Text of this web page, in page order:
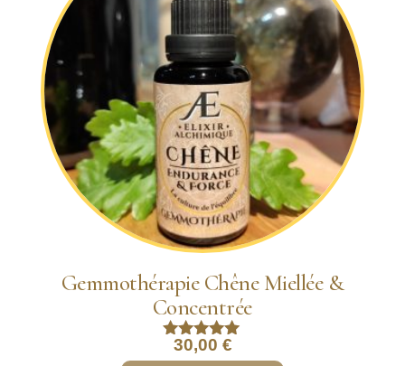
Gemmothérapie Chêne Miellée &
Concentrée
Note
30,00 €